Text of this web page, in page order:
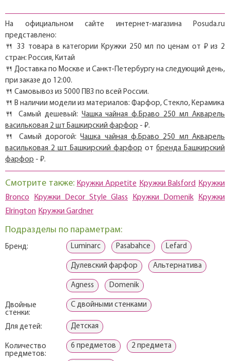
На официальном сайте интернет-магазина Posuda.ru
представлено:
🍴 33 товара в категории Кружки 250 мл по ценам от ₽ из 2
стран: Россия, Китай
🍴 Доставка по Москве и Санкт-Петербургу на следующий день,
при заказе до 12:00.
🍴 Самовывоз из 5000 ПВЗ по всей России.
🍴 В наличии модели из материалов: Фарфор, Стекло, Керамика
🍴 Самый дешевый: Чашка чайная ф.Браво 250 мл Акварель
васильковая 2 шт Башкирский фарфор - ₽.
🍴 Самый дорогой:Чашка чайная ф.Браво 250 мл Акварель
васильковая 2 шт Башкирский фарфор от бренда Башкирский
фарфор - ₽.
Смотрите также: Кружки Appetite Кружки Balsford Кружки
Bronco
Кружки Decor Style Glass Кружки Domenik
Кружки
Elrington Кружки Gardner
Подразделы по параметрам:
Бренд: Luminarc Pasabahce Lefard
Дулевский фарфор Альтернатива
Agness Domenik
Двойные
стенки:
С двойными стенками
Для детей: Детская
Количество
предметов:
6 предметов 2 предмета